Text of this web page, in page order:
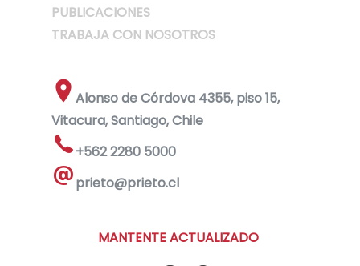
PUBLICACIONES
TRABAJA CON NOSOTROS
Alonso de Córdova 4355, piso 15,
Vitacura, Santiago, Chile
+562 2280 5000
prieto@prieto.cl
MANTENTE ACTUALIZADO